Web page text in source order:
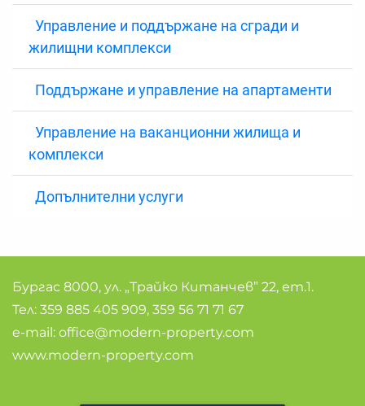
Управление и поддържане на сгради и
жилищни комплекси
Поддържане и управление на апартаменти
Управление на ваканционни жилища и
комплекси
Допълнителни услуги
Бургас 8000, ул. „Трайко Китанчев” 22, ет.1.
Тел: 359 885 405 909, 359 56 71 71 67
e-mail: office@modern-property.com
www.modern-property.com